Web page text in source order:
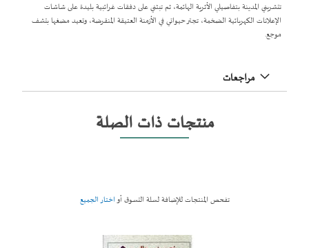
تتشربني المدينة بتفاصيلي الأثرية الهائمة، ثم تبثني على دفقات غرائبية بليدة على شاشات
الإعلانات الكهربائية الضخمة، تجتر حيواتي في الأزمنة العتيقة المنقرضة، وتعيد مضغها بتشف
موجع.
مراجعات
منتجات ذات الصلة
تفحص المنتجات للإضافة لسلة التسوق أواختار الجميع